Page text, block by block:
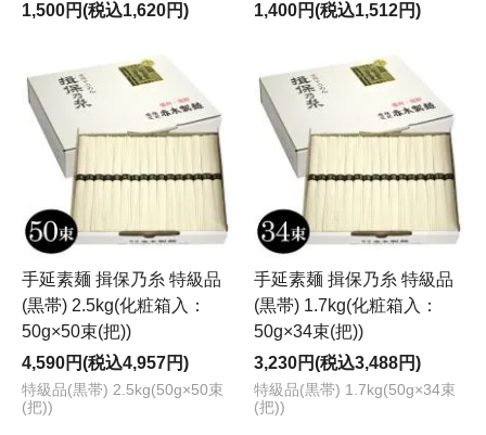
1,500円(税込1,620円)
1,400円(税込1,512円)
手延素麺 揖保乃糸 特級品
(黒帯) 2.5kg(化粧箱入：
50g×50束(把))
4,590円(税込4,957円)
特級品(黒帯) 2.5kg(50g×50束
(把))
手延素麺 揖保乃糸 特級品
(黒帯) 1.7kg(化粧箱入：
50g×34束(把))
3,230円(税込3,488円)
特級品(黒帯) 1.7kg(50g×34束
(把))